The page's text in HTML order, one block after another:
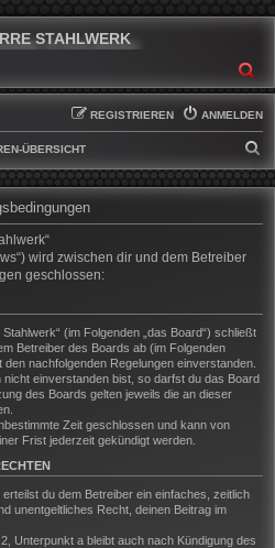
STAHLWERK
ANMELDEN
REGISTRIEREN
ÜBERSICHT
U
H
wird zwischen dir und dem Betreiber
geschlossen:
(im Folgenden „das Board“) schließt
Betreiber des Boards ab (im Folgenden
den nachfolgenden Regelungen einverstanden.
nicht einverstanden bist, so darfst du das Board
des Boards gelten jeweils die an dieser
Zeit geschlossen und kann von
Frist jederzeit gekündigt werden.
du dem Betreiber ein einfaches, zeitlich
unentgeltliches Recht, deinen Beitrag im
Unterpunkt a bleibt auch nach Kündigung des